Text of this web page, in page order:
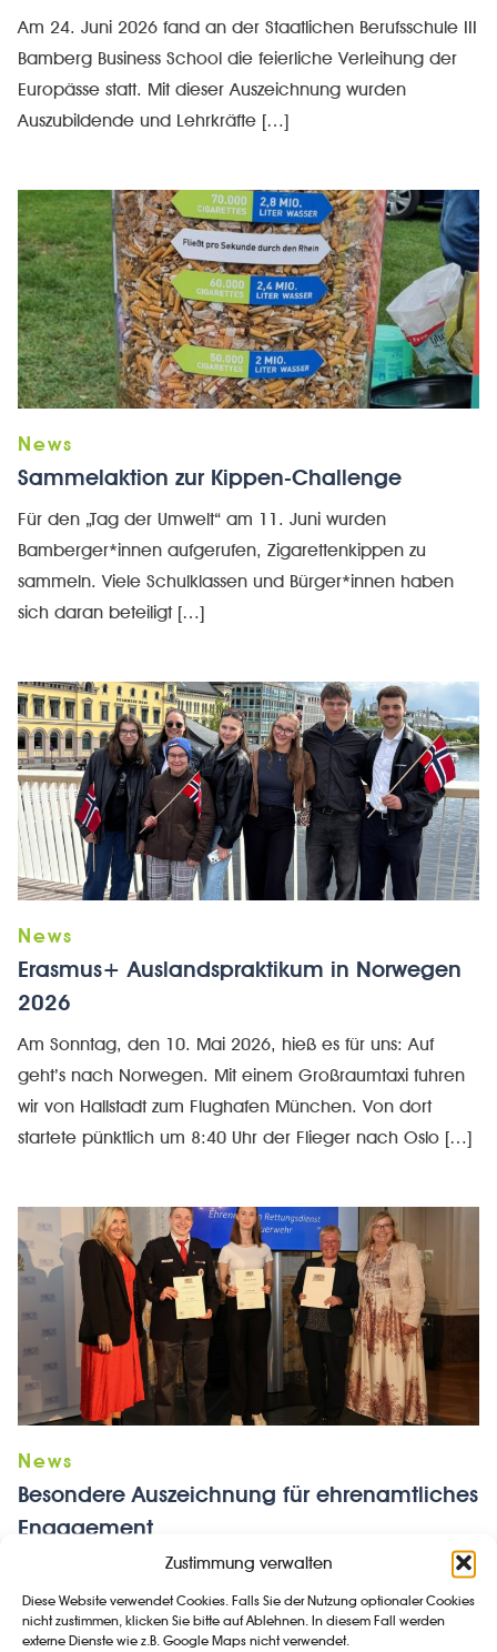
Zustimmung verwalten
Diese Website verwendet Cookies. Falls Sie der Nutzung optionaler Cookies
nicht zustimmen, klicken Sie bitte auf Ablehnen. In diesem Fall werden
externe Dienste wie z.B. Google Maps nicht verwendet.
Am 24. Juni 2026 fand an der Staatlichen Berufsschule III
Bamberg Business School die feierliche Verleihung der
Europässe statt. Mit dieser Auszeichnung wurden
Auszubildende und Lehrkräfte […]
Sammelaktion zur Kippen-Challenge
Für den „Tag der Umwelt“ am 11. Juni wurden
Bamberger*innen aufgerufen, Zigarettenkippen zu
sammeln. Viele Schulklassen und Bürger*innen haben
sich daran beteiligt […]
Erasmus+ Auslandspraktikum in Norwegen
2026
Am Sonntag, den 10. Mai 2026, hieß es für uns: Auf
geht’s nach Norwegen. Mit einem Großraumtaxi fuhren
wir von Hallstadt zum Flughafen München. Von dort
startete pünktlich um 8:40 Uhr der Flieger nach Oslo […]
Besondere Auszeichnung für ehrenamtliches
Engagement
Im Fürstensaal der Würzburger Residenz wurden am
29.04.2026 über 150 Schülerinnen und Schüler aus
Nordbayern für ihr außergewöhnliches ehrenamtliches